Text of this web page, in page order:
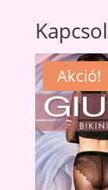
Akció!